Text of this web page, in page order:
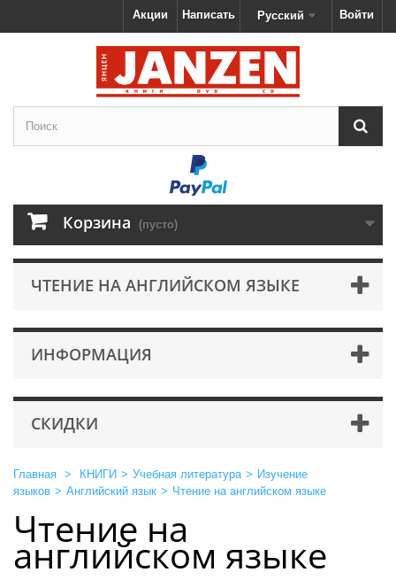
Войти
Русский
Написать
Акции
Корзина (пусто)
ЧТЕНИЕ НА АНГЛИЙСКОМ ЯЗЫКЕ
ИНФОРМАЦИЯ
СКИДКИ
Главная > КНИГИ > Учебная литература > Изучение
языков > Английский язык > Чтение на английском языке
Чтение на
английском языке